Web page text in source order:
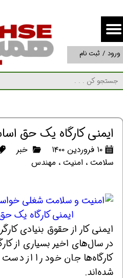
ورود / ثبت نام
حساب کاربری من
تغییر گذر واژه
سفارشات
ایمنی کارگاه یک حق
۱۰ فروردین ۱۴۰۰ خبر
سلامت، امنیت، مهندس
ایمنی کار از حقوق بنیادی
در سال‌های اخیر بسیاری از
کارگاه‌ها جان خود را از
شده‌اند.